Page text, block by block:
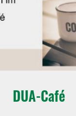
DUA-Café